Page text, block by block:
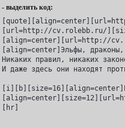
- выделить код:
[url=http://cv.rolebb.ru/
[align=center][url=http://
[align=center]Эльфы, драконы,
Никаких правил, никаких
И даже здесь они находят
[hr]